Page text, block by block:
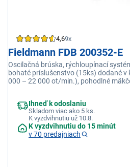
4,69x
Fieldmann FDB 200352-E
Oscilačná brúska, rýchloupínací
bohaté príslušenstvo (15ks) dodané
000 – 22 000 ot/min.), pohodlné
Ihneď k odoslaniu
Skladom viac ako 5 ks.
K vyzdvihnutiu už 10.8.
K vyzdvihnutiu do 15 minút
v 70 predajniach